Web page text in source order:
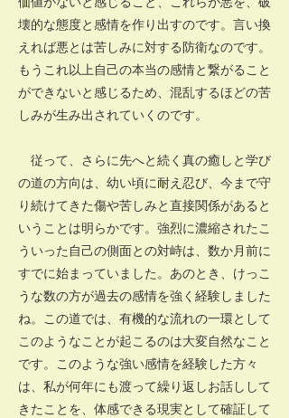
壊的な態度と感情を作り出すのです。言い換
えれば悪とは苦しみに対する防衛なのです。
もうこれ以上自己の本当の感情と繋がること
ができないと感じるため、混乱するほどの苦
しみが生み出されていくのです。
従って、さらに先へと続く真の癒しと学び
の道の方向は、幼い頃に耐え忍び、今まで守
り続けてきた傷や苦しみと直接関係があると
いうことは明らかです。強烈に濃縮されたこ
ういった自己の側面との対峙は、数か月前に
すでに始まっていました。あのとき、けっこ
うな数の方が過去の感情を強く経験しました
ね。この道では、有機的な流れの一環として
このようなことが起こるのは大変自然なこと
です。このような強い感情を経験した方々
は、私が何年にも渡って繰り返しお話しして
きたことを、体感できる現実として確証して